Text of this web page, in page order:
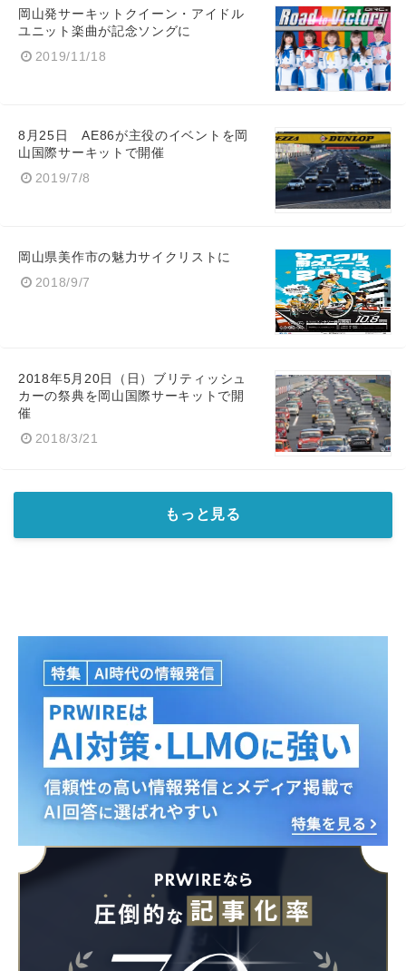
岡山発サーキットクイーン・アイドル
ユニット楽曲が記念ソングに
2019/11/18
8月25日 AE86が主役のイベントを岡
山国際サーキットで開催
2019/7/8
岡山県美作市の魅力サイクリストに
2018/9/7
2018年5月20日（日）ブリティッシュ
カーの祭典を岡山国際サーキットで開
催
2018/3/21
もっと見る